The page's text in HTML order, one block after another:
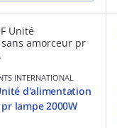
INTERNATIONAL
d'alimentation
lampe 2000W